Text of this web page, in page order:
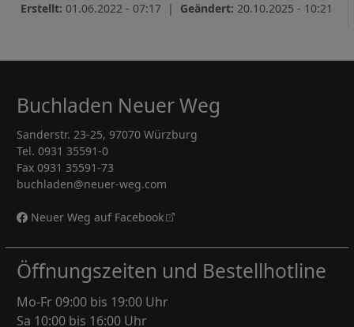
Erstellt: 01.06.2022 - 07:17 | Geändert: 20.10.2025 - 10:21
Buchladen Neuer Weg
Sanderstr. 23-25, 97070 Würzburg
Tel. 0931 35591-0
Fax 0931 35591-73
buchladen@neuer-weg.com
Neuer Weg auf Facebook
Öffnungszeiten und Bestellhotline
Mo-Fr 09:00 bis 19:00 Uhr
Sa 10:00 bis 16:00 Uhr